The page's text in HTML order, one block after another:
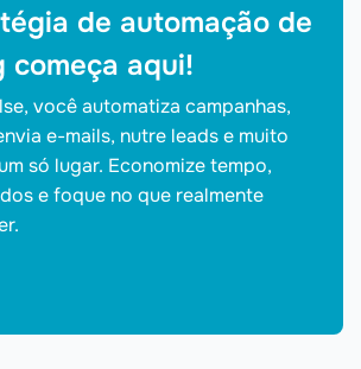
de automação de
começa aqui!
você automatiza campanhas,
e-mails, nutre leads e muito
só lugar. Economize tempo,
e foque no que realmente